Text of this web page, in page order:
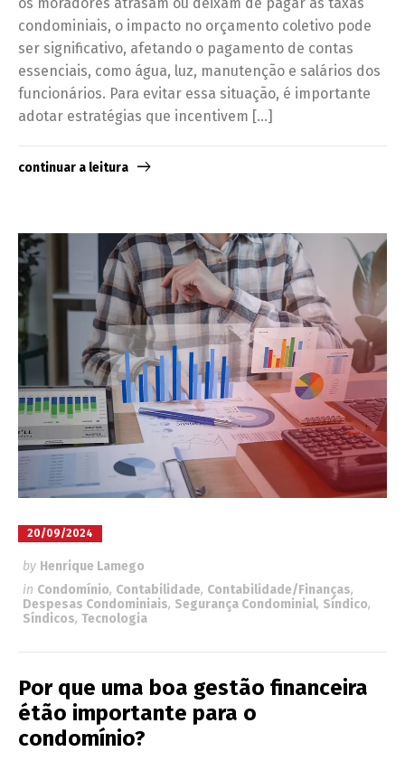
condominiais, o impacto no orçamento coletivo pode
ser significativo, afetando o pagamento de contas
essenciais, como água, luz, manutenção e salários dos
funcionários. Para evitar essa situação, é importante
adotar estratégias que incentivem […]
continuar a leitura
20/09/2024
by Henrique Lamego
in Condomínio, Contabilidade, Contabilidade/Finanças,
Despesas Condominiais, Segurança Condominial, Síndico,
Síndicos, Tecnologia
Por que uma boa gestão financeira
étão importante para o
condomínio?